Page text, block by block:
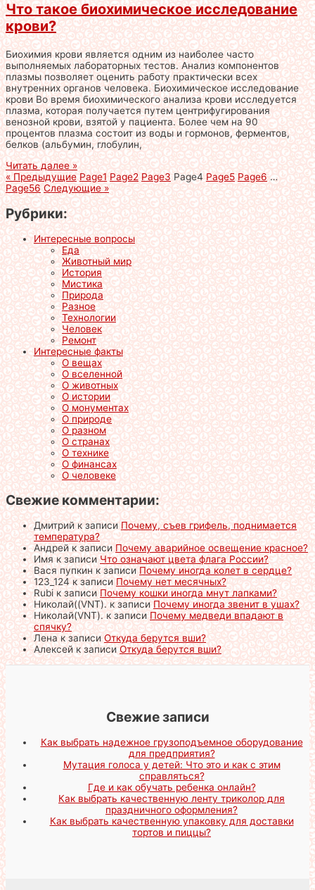
Что такое биохимическое исследование
крови?
Биохимия крови является одним из наиболее часто
выполняемых лабораторных тестов. Анализ компонентов
плазмы позволяет оценить работу практически всех
внутренних органов человека. Биохимическое исследование
крови Во время биохимического анализа крови исследуется
плазма, которая получается путем центрифугирования
венозной крови, взятой у пациента. Более чем на 90
процентов плазма состоит из воды и гормонов, ферментов,
белков (альбумин, глобулин,
Читать далее »
« Предыдущие Page1 Page2 Page3 Page4 Page5 Page6 …
Page56 Следующие »
Рубрики:
Интересные вопросы
Еда
Животный мир
История
Мистика
Природа
Разное
Технологии
Человек
Ремонт
Интересные факты
О вещах
О вселенной
О животных
О истории
О монументах
О природе
О разном
О странах
О технике
О финансах
О человеке
Свежие комментарии:
Дмитрийк записиПочему, съев грифель, поднимается
температура?
Андрейк записиПочему аварийное освещение красное?
Имяк записиЧто означают цвета флага России?
Вася пупкинк записиПочему иногда колет в сердце?
123_124к записиПочему нет месячных?
Rubiк записиПочему кошки иногда мнут лапками?
Николай((VNT).к записиПочему иногда звенит в ушах?
Николай(VNT).к записиПочему медведи впадают в
спячку?
Ленак записиОткуда берутся вши?
Алексейк записиОткуда берутся вши?
Свежие записи
Как выбрать надежное грузоподъемное оборудование
для предприятия?
Мутация голоса у детей: Что это и как с этим
справляться?
Где и как обучать ребенка онлайн?
Как выбрать качественную ленту триколор для
праздничного оформления?
Как выбрать качественную упаковку для доставки
тортов и пиццы?